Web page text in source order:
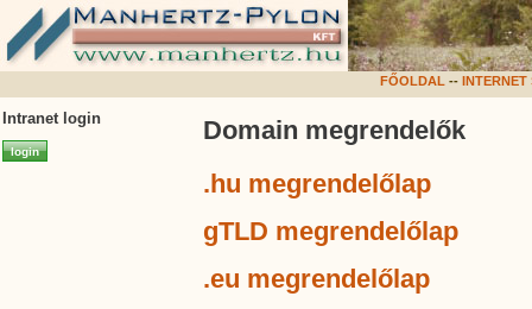
FŐOLDAL --
Intranet login
Domain megrendelők
.hu megrendelőlap
gTLD megrendelőlap
.eu megrendelőlap